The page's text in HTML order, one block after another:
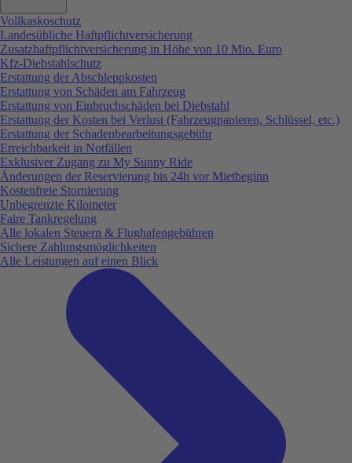
Vollkaskoschutz
Landesübliche Haftpflichtversicherung
Zusatzhaftpflichtversicherung in Höhe von 10 Mio. Euro
Kfz-Diebstahlschutz
Erstattung der Abschleppkosten
Erstattung von Schäden am Fahrzeug
Erstattung von Einbruchschäden bei Diebstahl
Erstattung der Kosten bei Verlust (Fahrzeugpapieren, Schlüssel, etc.)
Erstattung der Schadenbearbeitungsgebühr
Erreichbarkeit in Notfällen
Exklusiver Zugang zu My Sunny Ride
Änderungen der Reservierung bis 24h vor Mietbeginn
Kostenfreie Stornierung
Unbegrenzte Kilometer
Faire Tankregelung
Alle lokalen Steuern & Flughafengebühren
Sichere Zahlungsmöglichkeiten
Alle Leistungen auf einen Blick